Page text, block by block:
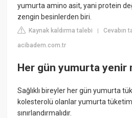
yumurta amino asit, yani protein
zengin besinlerden biri.
Kaynak kaldırma talebi |Cevabın
acibadem.com.tr
Her gün yumurta yenir
Sağlıklı bireyler her gün yumurta
kolesterolü olanlar yumurta
sınırlandırmalıdır.